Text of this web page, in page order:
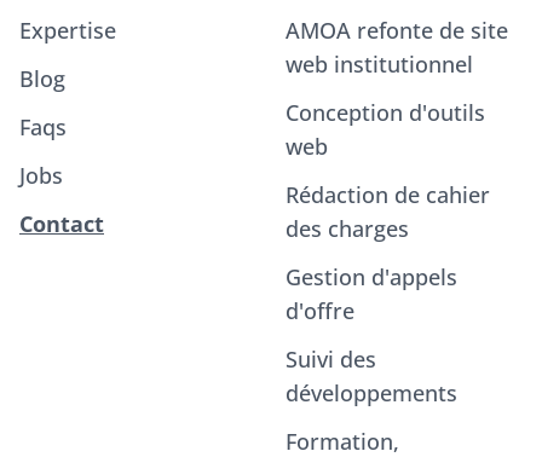
Expertise
Blog
Faqs
Jobs
Contact
AMOA refonte de site
web institutionnel
Conception d'outils
web
Rédaction de cahier
des charges
Gestion d'appels
d'offre
Suivi des
développements
Formation,